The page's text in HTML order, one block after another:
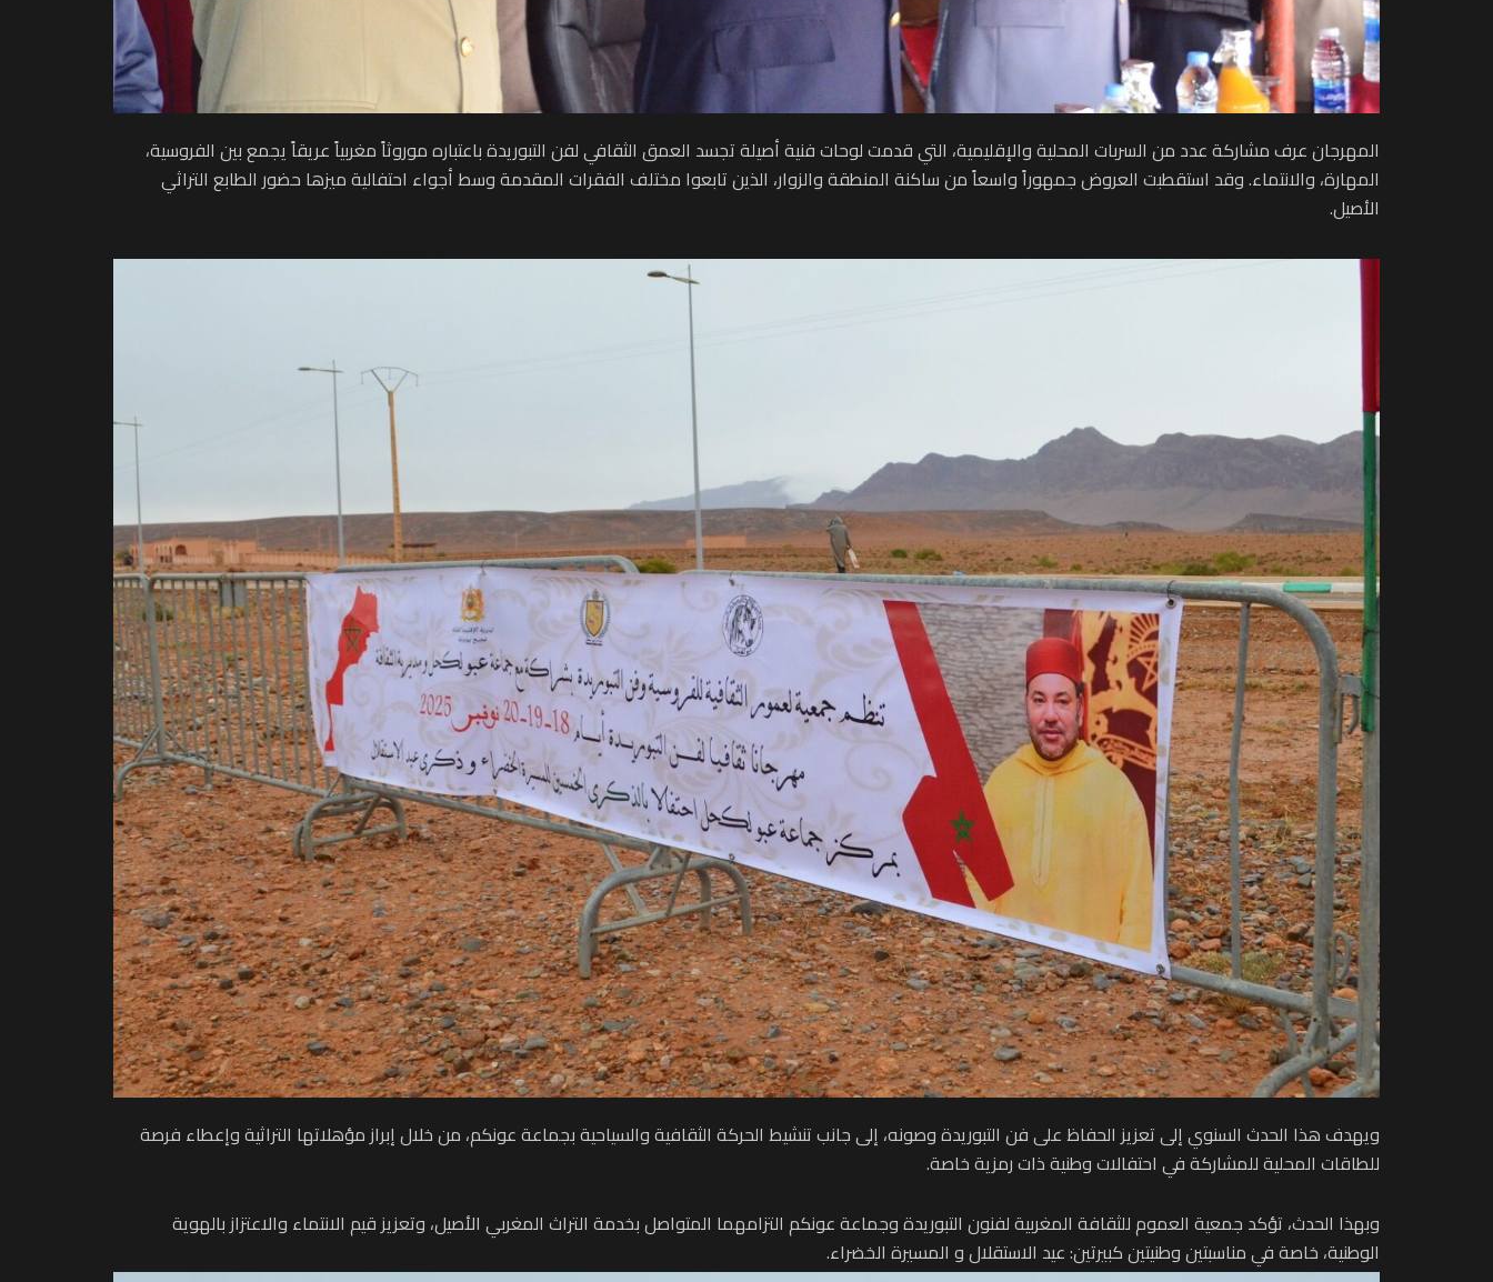
المهرجان عرف مشاركة عدد من السربات المحلية والإقليمية، التي قدمت لوحات فنية أصيلة تجسد العمق الثقافي لفن التبوريدة باعتباره موروثاً مغربياً عريقاً يجمع بين الفروسية،
المهارة، والانتماء. وقد استقطبت العروض جمهوراً واسعاً من ساكنة المنطقة والزوار، الذين تابعوا مختلف الفقرات المقدمة وسط أجواء احتفالية ميزها حضور الطابع التراثي
الأصيل.
ويهدف هذا الحدث السنوي إلى تعزيز الحفاظ على فن التبوريدة وصونه، إلى جانب تنشيط الحركة الثقافية والسياحية بجماعة عونكم، من خلال إبراز مؤهلاتها التراثية وإعطاء فرصة
للطاقات المحلية للمشاركة في احتفالات وطنية ذات رمزية خاصة.
وبهذا الحدث، تؤكد جمعية العموم للثقافة المغربية لفنون التبوريدة وجماعة عونكم التزامهما المتواصل بخدمة التراث المغربي الأصيل، وتعزيز قيم الانتماء والاعتزاز بالهوية
الوطنية، خاصة في مناسبتين وطنيتين كبيرتين: عيد الاستقلال و المسيرة الخضراء.